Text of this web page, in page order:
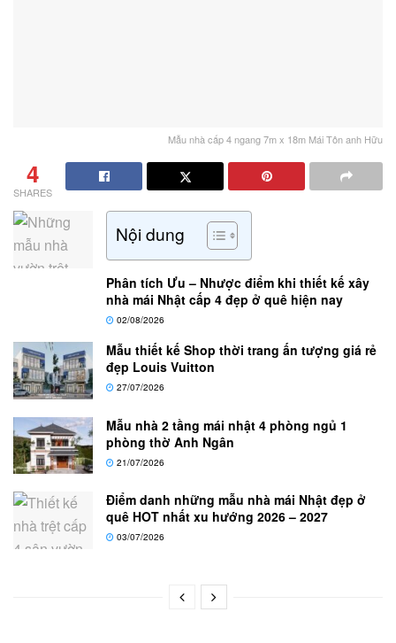
Mẫu nhà cấp 4 ngang 7m x 18m Mái Tôn anh Hữu
4
SHARES
Nội dung
Phân tích Ưu – Nhược điểm khi thiết kế xây
nhà mái Nhật cấp 4 đẹp ở quê hiện nay
02/08/2026
Mẫu thiết kế Shop thời trang ấn tượng giá rẻ
đẹp Louis Vuitton
27/07/2026
Mẫu nhà 2 tầng mái nhật 4 phòng ngủ 1
phòng thờ Anh Ngân
21/07/2026
Điểm danh những mẫu nhà mái Nhật đẹp ở
quê HOT nhất xu hướng 2026 – 2027
03/07/2026